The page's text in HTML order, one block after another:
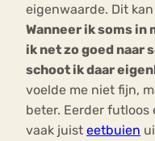
eigenwaarde. Dit
Wanneer ik soms in
ik net zo goed naar
schoot ik daar
voelde me niet fijn,
beter. Eerder futloos
vaak juist eetbuien